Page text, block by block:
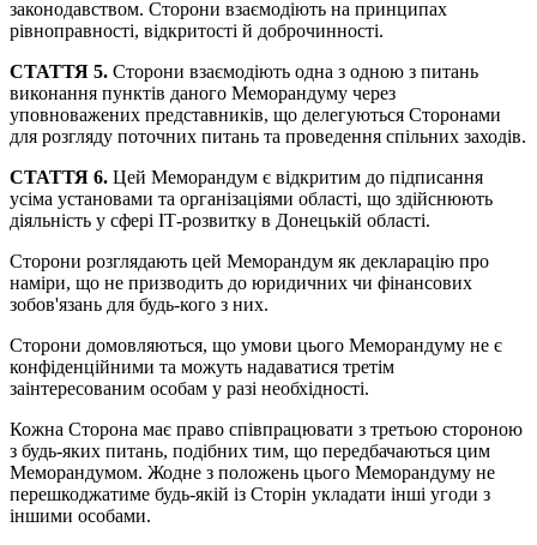
законодавством. Сторони взаємодіють на принципах
рівноправності, відкритості й доброчинності.
СТАТТЯ 5. Сторони взаємодіють одна з одною з питань
виконання пунктів даного Меморандуму через
уповноважених представників, що делегуються Сторонами
для розгляду поточних питань та проведення спільних заходів.
СТАТТЯ 6. Цей Меморандум є відкритим до підписання
усіма установами та організаціями області, що здійснюють
діяльність у сфері ІТ-розвитку в Донецькій області.
Сторони розглядають цей Меморандум як декларацію про
наміри, що не призводить до юридичних чи фінансових
зобов'язань для будь-кого з них.
Сторони домовляються, що умови цього Меморандуму не є
конфіденційними та можуть надаватися третім
заінтересованим особам у разі необхідності.
Кожна Сторона має право співпрацювати з третьою стороною
з будь-яких питань, подібних тим, що передбачаються цим
Меморандумом. Жодне з положень цього Меморандуму не
перешкоджатиме будь-якій із Сторін укладати інші угоди з
іншими особами.